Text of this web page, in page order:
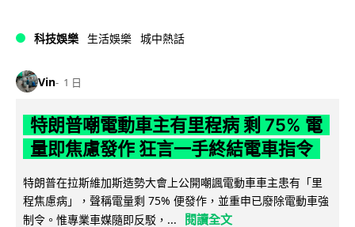
科技娛樂 生活娛樂 城中熱話
Vin 1 日
特朗普嘲電動車主有里程病 剩 75% 電
量即焦慮發作 狂言一手終結電車指令
特朗普在拉斯維加斯造勢大會上公開嘲諷電動車車主患有「里
程焦慮病」，聲稱電量剩 75% 便發作，並重申已廢除電動車強
制令。惟專業車媒隨即反駁，...
閱讀全文